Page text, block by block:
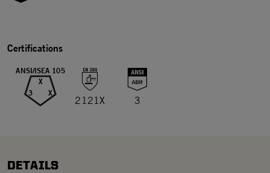
Certifications
ANSI/ISEA 105
X
3 X
2121X 3
DETAILS